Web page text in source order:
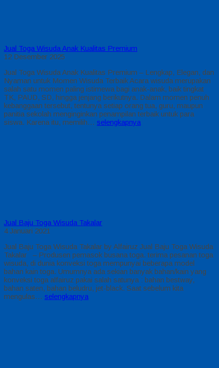
Jual Toga Wisuda Anak Kualitas Premium
12 Desember 2025
Jual Toga Wisuda Anak Kualitas Premium – Lengkap, Elegan, dan
Nyaman untuk Momen Wisuda Terbaik Acara wisuda merupakan
salah satu momen paling istimewa bagi anak-anak, baik tingkat
TK, PAUD, SD, hingga jenjang berikutnya. Dalam momen penuh
kebanggaan tersebut, tentunya setiap orang tua, guru, maupun
panitia sekolah menginginkan penampilan terbaik untuk para
siswa. Karena itu, memilih… selengkapnya
Jual Baju Toga Wisuda Takalar
4 Januari 2021
Jual Baju Toga Wisuda Takalar by Alfairuz Jual Baju Toga Wisuda
Takalar – Produsen pemasok busana toga. terima pesanan toga
wisuda, di dunia konveksi toga mempunyai beberapa model
bahan kain toga. Umumnya ada sekian banyak bahan/kain yang
konveksi toga alfairuz pakai salah satunya : bahan bestway,
bahan saten, bahan beludru, jet-black. Saat sebelum kita
mengulas… selengkapnya